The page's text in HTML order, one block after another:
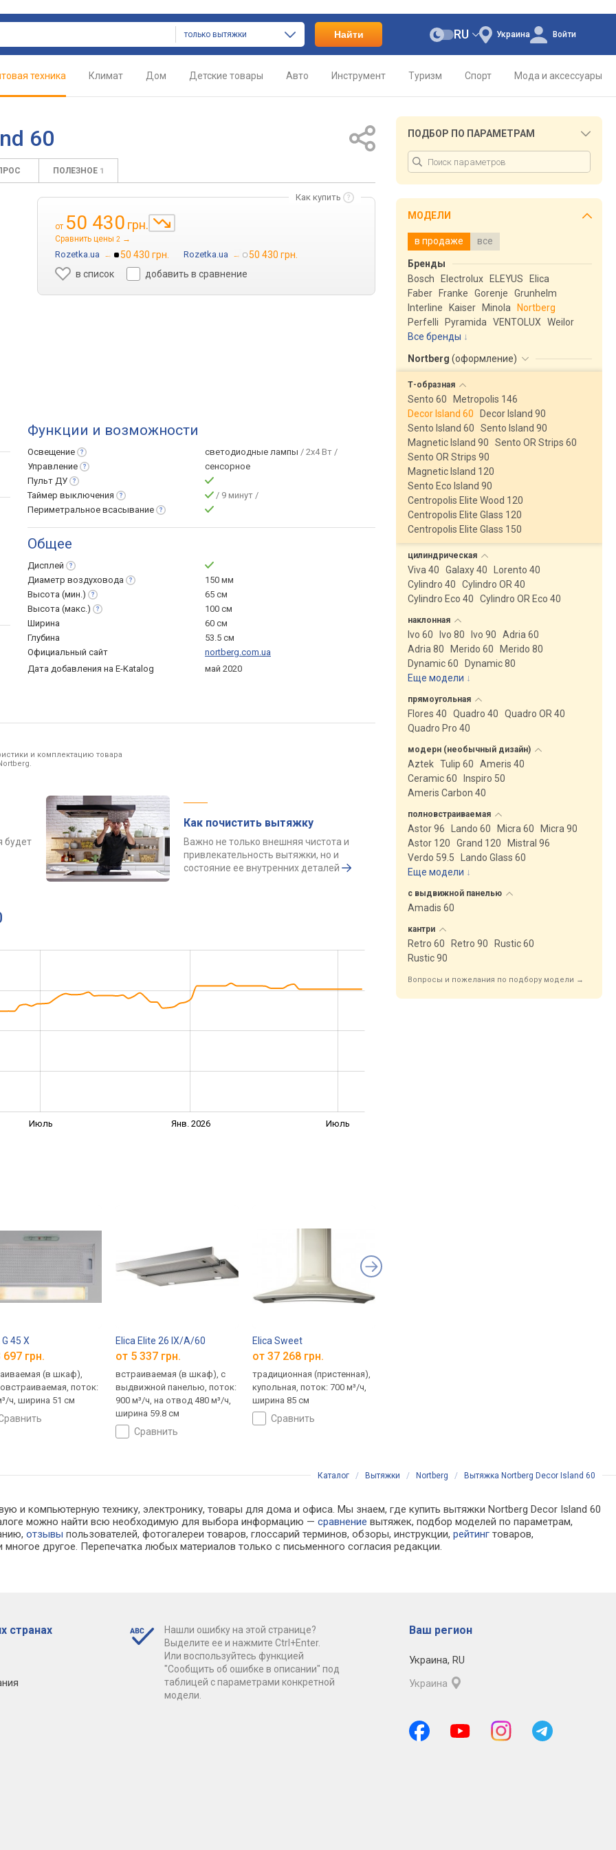
только вытяжки Найти Украина
RU Войти
техника Климат Дом Детские товары Авто Инструмент Туризм Спорт Мода и аксессуары
60
ПОЛЕЗНОЕ 1
Как купить
от 50 430 грн.
Сравнить цены 2 →
Rozetka.ua → 50 430 грн. Rozetka.ua →
50 430 грн.
в список
добавить в сравнение
Функции и возможности
Освещение светодиодные лампы / 2x4 Вт /
Управление
сенсорное
Пульт ДУ
Таймер выключения
/ 9 минут /
Периметральное всасывание
Общее
Дисплей
Диаметр воздуховода
150 мм
Высота (мин.)
65 см
Высота (макс.)
100 см
Ширина
60 см
Глубина
53.5 см
Официальный сайт
nortberg.com.ua
Дата добавления на E-Katalog
май 2020
и комплектацию товара
будет
Как почистить вытяжку
Важно не только внешняя чистота и
привлекательность вытяжки, но и
состояние ее внутренних деталей
Июль Янв. 2026 Июль
45 X
697 грн.
(в шкаф),
поток:
ч, ширина 51 см
сравнить
Elica Elite 26 IX/A/60
от 5 337 грн.
встраиваемая (в шкаф), с
выдвижной панелью, поток:
900 м³/ч, на отвод 480 м³/ч,
ширина 59.8 см
сравнить
Elica Sweet
от 37 268 грн.
традиционная (пристенная),
купольная, поток: 700 м³/ч,
ширина 85 см
сравнить
ПОДБОР ПО ПАРАМЕТРАМ
МОДЕЛИ
в продаже все
Бренды
Bosch
Electrolux ELEYUS
Elica
Faber
Franke Gorenje
Grunhelm
Interline
Kaiser Minola
Nortberg
Perfelli
Pyramida VENTOLUX
Weilor
Все бренды
Nortberg (оформление)
Т-образная
Sento 60
Metropolis 146
Decor Island 60
Decor Island 90
Sento Island 60
Sento Island 90
Magnetic Island 90
Sento OR Strips 60
Sento OR Strips 90
Magnetic Island 120
Sento Eco Island 90
Centropolis Elite Wood 120
Centropolis Elite Glass 120
Centropolis Elite Glass 150
цилиндрическая
Viva 40 Galaxy 40
Lorento 40
Cylindro 40
Cylindro OR 40
Cylindro Eco 40
Cylindro OR Eco 40
наклонная
Ivo 60 Ivo 80 Ivo 90
Adria 60
Adria 80
Merido 60
Merido 80
Dynamic 60
Dynamic 80
Еще модели ↓
прямоугольная
Flores 40 Quadro 40
Quadro OR 40
Quadro Pro 40
модерн (необычный дизайн)
Aztek Tulip 60
Ameris 40
Ceramic 60
Inspiro 50
Ameris Carbon 40
полновстраиваемая
Astor 96 Lando 60 Micra 60
Micra 90
Astor 120
Grand 120
Mistral 96
Verdo 59.5
Lando Glass 60
Еще модели ↓
с выдвижной панелью
Amadis 60
кантри
Retro 60 Retro 90
Rustic 60
Rustic 90
Вопросы и пожелания по подбору модели →
Каталог / Вытяжки / Nortberg / Вытяжка Nortberg Decor Island 60
и компьютерную технику, электронику, товары для дома и офиса. Мы знаем, где купить вытяжки Nortberg Decor Island 60
можно найти всю необходимую для выбора информацию —сравнение вытяжек, подбор моделей по параметрам,
отзывы пользователей, фотогалереи товаров, глоссарий терминов, обзоры, инструкции,рейтинг товаров,
многое другое. Перепечатка любых материалов только с письменного согласия редакции.
странах
Нашли ошибку на этой странице?
Выделите ее и нажмите Ctrl+Enter.
Или воспользуйтесь функцией
"Сообщить об ошибке в описании" под
таблицей с параметрами конкретной
модели.
Ваш регион
Украина, RU
Украина